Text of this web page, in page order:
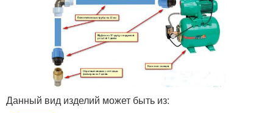
Данный вид изделий может быть из: